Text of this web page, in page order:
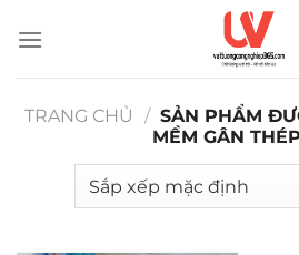
qua
TRANG CHỦ
/ SẢN PHẨM
MỀM GÂN